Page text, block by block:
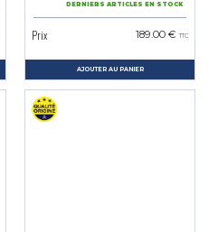
DERNIERS ARTICLES EN STOCK
Prix 189.00 € TTC
AJOUTER AU PANIER